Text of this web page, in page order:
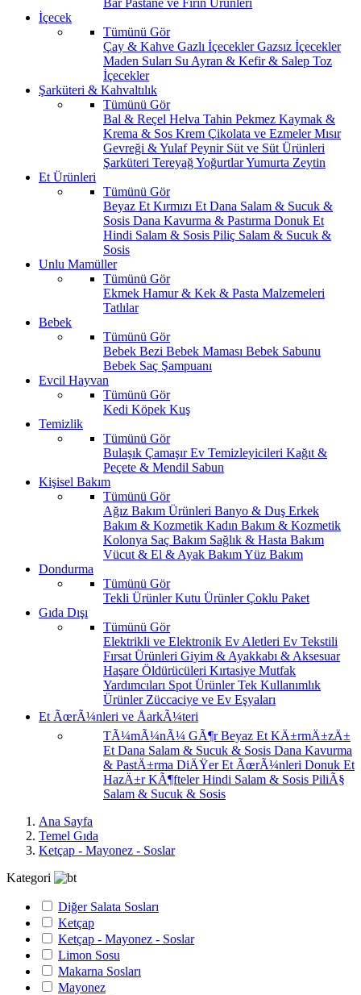
İçecek
Tümünü Gör
Çay & Kahve Gazlı İçeceklerGazsız İçecekler
Maden Suları Su Ayran & Kefir & Salep Toz
İçecekler
Şarküteri & Kahvaltılık
Tümünü Gör
Bal & Reçel Helva Tahin Pekmez Kaymak &
Krema & Sos Krem Çikolata ve EzmelerMısır
Gevreği & YulafPeynir Süt ve Süt Ürünleri
Şarküteri TereyağYoğurtlarYumurta Zeytin
Et Ürünleri
Tümünü Gör
Beyaz Et Kırmızı Et Dana Salam & Sucuk &
Sosis Dana Kavurma & Pastırma Donuk Et
Hindi Salam & Sosis Piliç Salam & Sucuk &
Sosis
Unlu Mamüller
Tümünü Gör
Ekmek Hamur & Kek & Pasta Malzemeleri
Tatlılar
Bebek
Tümünü Gör
Bebek Bezi Bebek Maması Bebek Sabunu
Bebek Saç Şampuanı
Evcil Hayvan
Tümünü Gör
Kedi Köpek Kuş
Temizlik
Tümünü Gör
Bulaşık ÇamaşırEv Temizleyicileri Kağıt &
Peçete & Mendil Sabun
Kişisel Bakım
Tümünü Gör
Ağız Bakım Ürünleri Banyo & Duş Erkek
Bakım & Kozmetik Kadın Bakım & Kozmetik
Kolonya Saç Bakım Sağlık & Hasta Bakım
Vücut & El & Ayak BakımYüz Bakım
Dondurma
Tümünü Gör
Tekli ÜrünlerKutu ÜrünlerÇoklu Paket
Gıda Dışı
Tümünü Gör
Elektrikli ve Elektronik Ev Aletleri Ev Tekstili
Fırsat Ürünleri Giyim & Ayakkabı & Aksesuar
Haşare Öldürücüleri Kırtasiye Mutfak
Yardımcıları Spot ÜrünlerTek Kullanımlık
Ürünler Züccaciye ve Ev Eşyaları
Et ÃœrÃ¼nleri ve ÅarkÃ¼teri
TÃ¼mÃ¼nÃ¼ GÃ¶rBeyaz Et KÄ±rmÄ±zÄ±
Et Dana Salam & Sucuk & Sosis Dana Kavurma
& PastÄ±rma DiÄŸer Et ÃœrÃ¼nleri Donuk Et
HazÄ±r KÃ¶ftelerHindi Salam & Sosis PiliÃ§
Salam & Sucuk & Sosis
Ana Sayfa
Temel Gıda
Ketçap - Mayonez - Soslar
Kategori
Diğer Salata Sosları
Ketçap
Ketçap - Mayonez - Soslar
Limon Sosu
Makarna Sosları
Mayonez